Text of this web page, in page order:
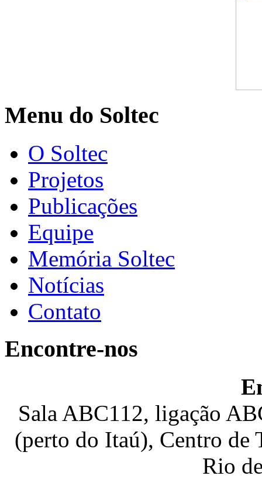
Menu do Soltec
O Soltec
Projetos
Publicações
Equipe
Memória Soltec
Notícias
Contato
Encontre-nos
Sala ABC112, ligação
(perto do Itaú), Centro de
Rio